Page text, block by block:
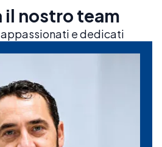
il nostro team
e dedicati